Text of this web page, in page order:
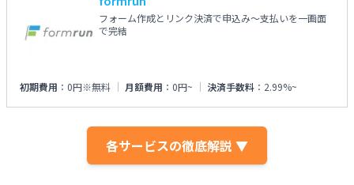
フォーム作成とリンク決済で申込み～支払いを一画面
で完結
初期費用 ： 0円※無料 月額費用 ： 0円~ 決済手数料 ： 2.99%~
各サービスの徹底解説 ▼